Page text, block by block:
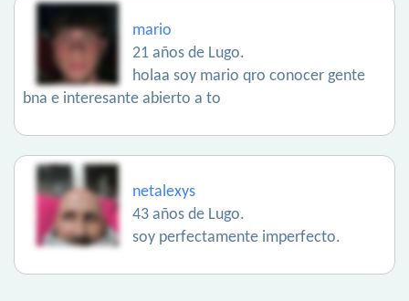
mario
21 años de Lugo.
holaa soy mario qro conocer gente
bna e interesante abierto a to
netalexys
43 años de Lugo.
soy perfectamente imperfecto.